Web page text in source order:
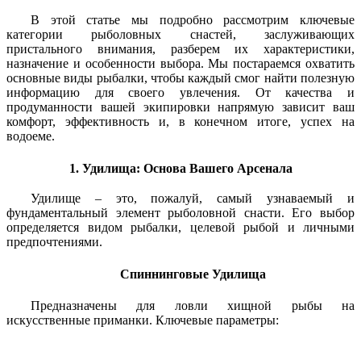
В этой статье мы подробно рассмотрим ключевые
категории рыболовных снастей, заслуживающих
пристального внимания, разберем их характеристики,
назначение и особенности выбора. Мы постараемся охватить
основные виды рыбалки, чтобы каждый смог найти полезную
информацию для своего увлечения. От качества и
продуманности вашей экипировки напрямую зависит ваш
комфорт, эффективность и, в конечном итоге, успех на
водоеме.
1. Удилища: Основа Вашего Арсенала
Удилище – это, пожалуй, самый узнаваемый и
фундаментальный элемент рыболовной снасти. Его выбор
определяется видом рыбалки, целевой рыбой и личными
предпочтениями.
Спиннинговые Удилища
Предназначены для ловли хищной рыбы на
искусственные приманки. Ключевые параметры: